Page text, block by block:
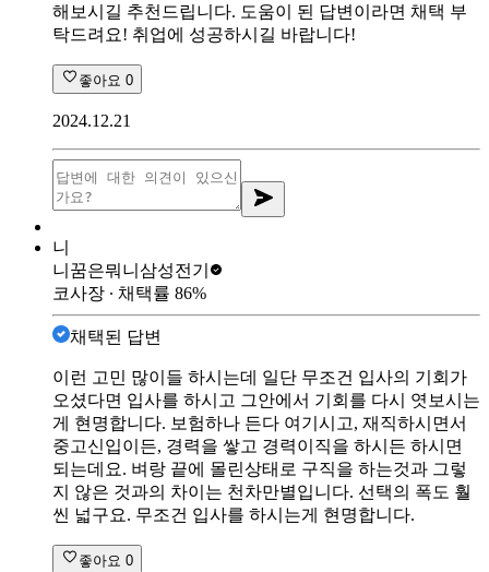
해보시길 추천드립니다. 도움이 된 답변이라면 채택 부
탁드려요! 취업에 성공하시길 바랍니다!
좋아요 0
2024.12.21
니
니꿈은뭐니 삼성전기
코사장 ∙ 채택률 86%
채택된 답변
이런 고민 많이들 하시는데 일단 무조건 입사의 기회가
오셨다면 입사를 하시고 그안에서 기회를 다시 엿보시는
게 현명합니다. 보험하나 든다 여기시고, 재직하시면서
중고신입이든, 경력을 쌓고 경력이직을 하시든 하시면
되는데요. 벼랑 끝에 몰린상태로 구직을 하는것과 그렇
지 않은 것과의 차이는 천차만별입니다. 선택의 폭도 훨
씬 넓구요. 무조건 입사를 하시는게 현명합니다.
좋아요 0